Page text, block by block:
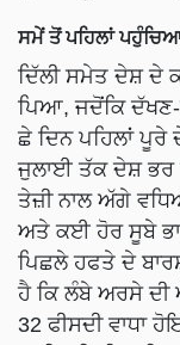
ਸਮੇਂ ਤੋਂ ਪਹਿਲਾਂ
ਦਿੱਲੀ ਸਮੇਤ ਦੇਸ਼ ਦੇ
ਪਿਆ, ਜਦੋਂਕਿ
ਛੇ ਦਿਨ ਪਹਿਲਾਂ
ਜੁਲਾਈ ਤੱਕ ਦੇਸ਼ ਭਰ
ਤੇਜ਼ੀ ਨਾਲ ਅੱਗੇ
ਅਤੇ ਕਈ ਹੋਰ ਸੂਬੇ
ਪਿਛਲੇ ਹਫਤੇ ਦੇ
ਹੈ ਕਿ ਲੰਬੇ ਅਰਸੇ ਦੀ
32 ਫੀਸਦੀ ਵਾਧਾ